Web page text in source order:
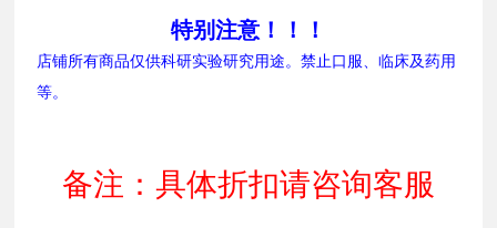
特别注意！！！
店铺所有商品仅供科研实验研究用途。禁止口服、临床及药用
等。
备注：具体折扣请咨询客服